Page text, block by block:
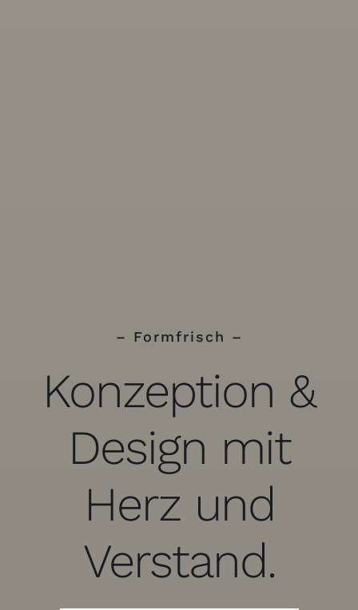
– Formfrisch –
Konzeption &
Design mit
Herz und
Verstand.